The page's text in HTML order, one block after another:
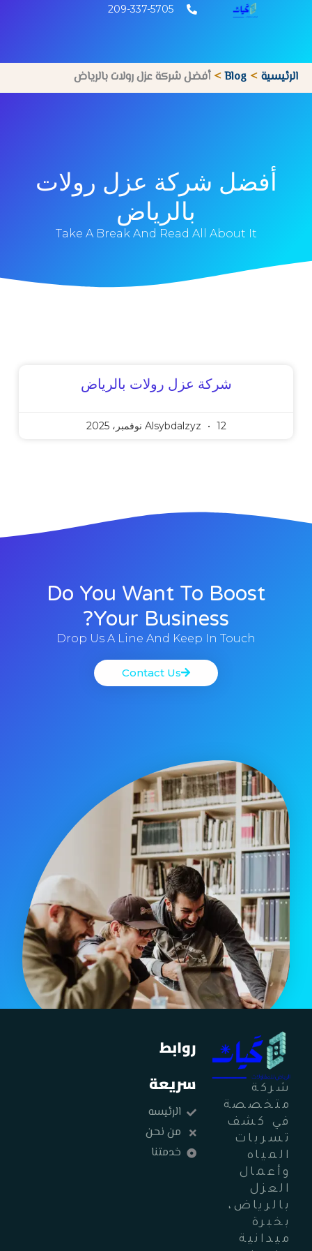
209-337-5705
الرئيسية Blog أفضل شركة عزل رولات بالرياض
أفضل شركة عزل رولات
بالرياض
Take A Break And Read All About It
شركة عزل رولات بالرياض
Alsybdalzyz 12 نوفمبر، 2025
Do You Want To Boost
Your Business?
Drop Us A Line And Keep In Touch
Contact Us
شركة
متخصصة
في كشف
تسربات
المياه
وأعمال
العزل
بالرياض،
بخبرة
ميدانية
روابط
سريعة
الرئيسه
من نحن
خدمتنا